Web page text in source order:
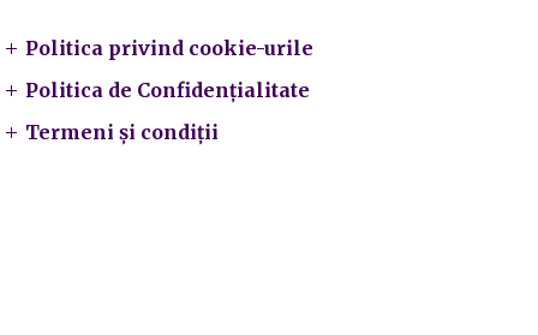
Politica privind cookie-urile
Politica de Confidențialitate
Termeni și condiții